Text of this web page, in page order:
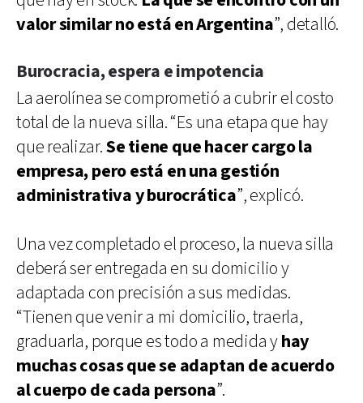
valor similar no está en Argentina”, detalló.
Burocracia, espera e impotencia
La aerolínea se comprometió a cubrir el costo
total de la nueva silla. “Es una etapa que hay
que realizar.Se tiene que hacer cargo la
empresa, pero está en una gestión
administrativa y burocrática”, explicó.
Una vez completado el proceso, la nueva silla
deberá ser entregada en su domicilio y
adaptada con precisión a sus medidas.
“Tienen que venir a mi domicilio, traerla,
graduarla, porque es todo a medida yhay
muchas cosas que se adaptan de acuerdo
al cuerpo de cada persona”.